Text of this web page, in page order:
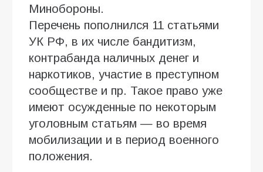
Минобороны.
Перечень пополнился 11 статьями
УК РФ, в их числе бандитизм,
контрабанда наличных денег и
наркотиков, участие в преступном
сообществе и пр. Такое право уже
имеют осужденные по некоторым
уголовным статьям — во время
мобилизации и в период военного
положения.